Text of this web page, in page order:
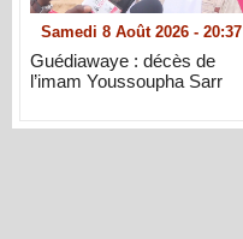
Samedi 8 Août 2026 - 20:37
Guédiawaye : décès de
l’imam Youssoupha Sarr